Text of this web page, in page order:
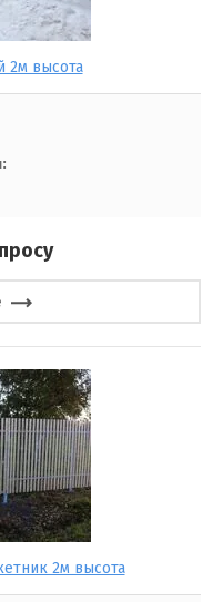
2м высота
2м высота